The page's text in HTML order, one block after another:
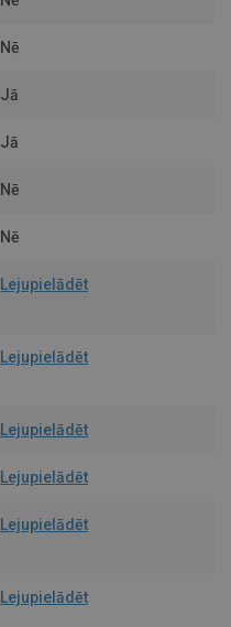
Nē
Jā
Jā
Nē
Nē
Lejupielādēt
Lejupielādēt
Lejupielādēt
Lejupielādēt
Lejupielādēt
Lejupielādēt